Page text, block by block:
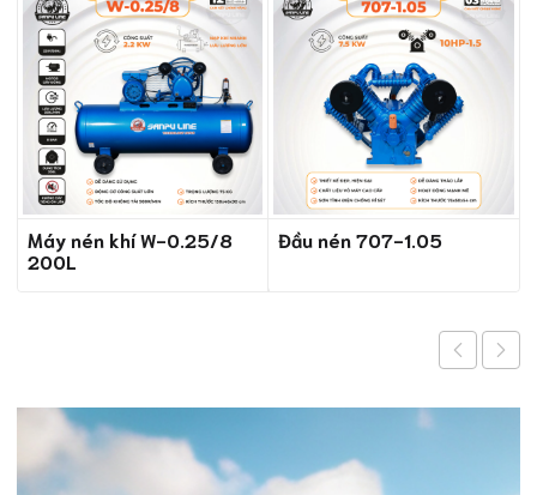
Máy nén khí W-0.25/8
200L
Đầu nén 707-1.05